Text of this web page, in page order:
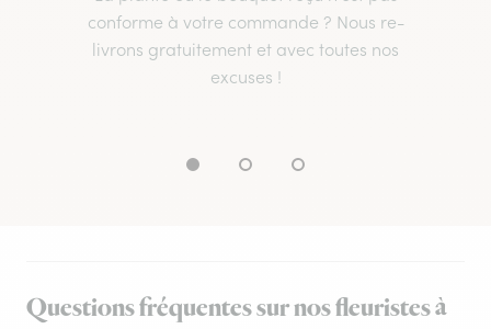
conforme à votre commande ? Nous re-
livrons gratuitement et avec toutes nos
excuses !
Questions fréquentes sur nos fleuristes à